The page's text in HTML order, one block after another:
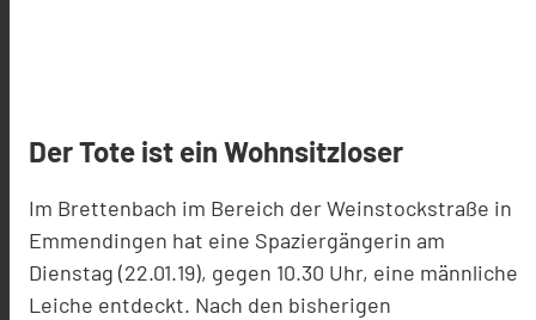
Der Tote ist ein Wohnsitzloser
Im Brettenbach im Bereich der Weinstockstraße in
Emmendingen hat eine Spaziergängerin am
Dienstag (22.01.19), gegen 10.30 Uhr, eine männliche
Leiche entdeckt. Nach den bisherigen